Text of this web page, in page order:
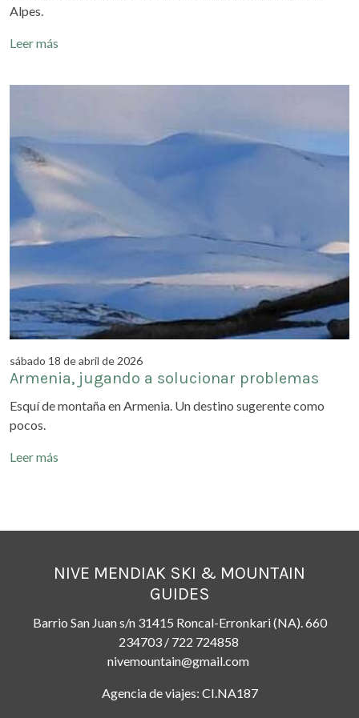
Alpes.
Leer más
sábado 18 de abril de 2026
Armenia, jugando a solucionar problemas
Esquí de montaña en Armenia. Un destino sugerente como
pocos.
Leer más
NIVE MENDIAK SKI & MOUNTAIN
GUIDES
Barrio San Juan s/n 31415 Roncal-Erronkari (NA). 660
234703 / 722 724858
nivemountain@gmail.com
Agencia de viajes: CI.NA187